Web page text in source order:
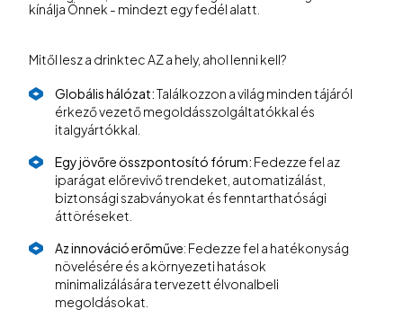
kínálja Önnek - mindezt egy fedél alatt.
Mitől lesz a drinktec AZ a hely, ahol lenni kell?
Globális hálózat:Találkozzon a világ minden tájáról
érkező vezető megoldásszolgáltatókkal és
italgyártókkal.
Egy jövőre összpontosító fórum: Fedezze fel az
iparágat előrevivő trendeket, automatizálást,
biztonsági szabványokat és fenntarthatósági
áttöréseket.
Az innováció erőműve: Fedezze fel a hatékonyság
növelésére és a környezeti hatások
minimalizálására tervezett élvonalbeli
megoldásokat.